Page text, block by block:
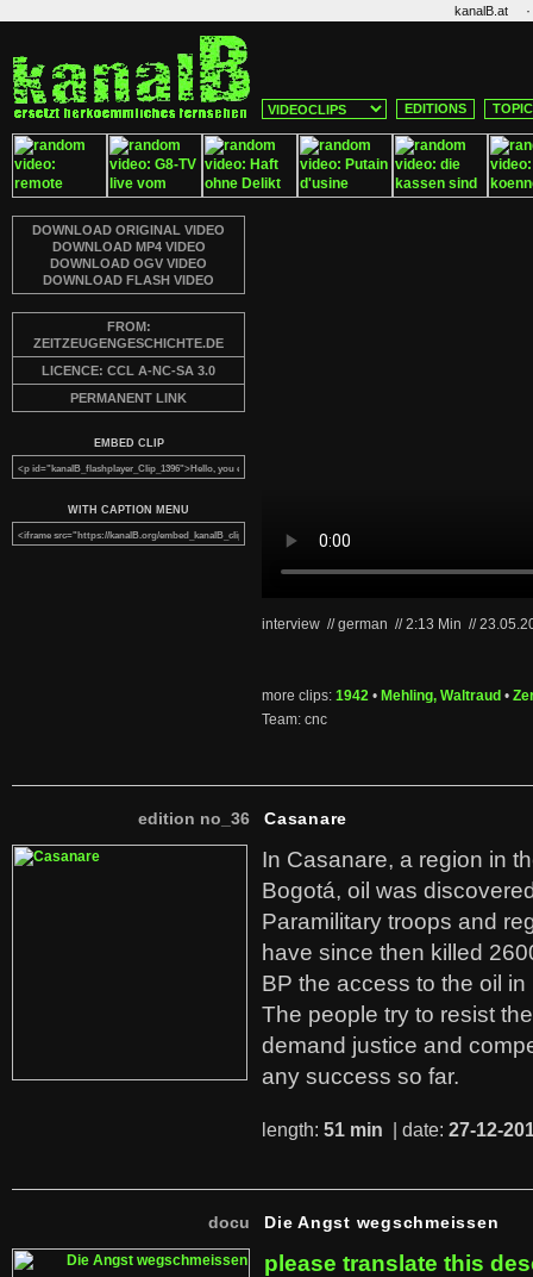
kanalB.at ·
EDITIONS
DOWNLOAD ORIGINAL VIDEO
DOWNLOAD MP4 VIDEO
DOWNLOAD OGV VIDEO
DOWNLOAD FLASH VIDEO
FROM:
ZEITZEUGENGESCHICHTE.DE
LICENCE: CCL A-NC-SA 3.0
PERMANENT LINK
EMBED CLIP
WITH CAPTION MENU
interview // german //2:13 Min //
more clips: 1942 • Mehling, Waltraud •
Team: cnc
edition no_36 Casanare
In Casanare, a region in
Bogotá, oil was
Paramilitary troops and
have since then killed
BP the access to the oil in
The people try to resist
demand justice and
any success so far.
length: 51 min | date: 27-12-
docu Die Angst wegschmeissen
please translate this